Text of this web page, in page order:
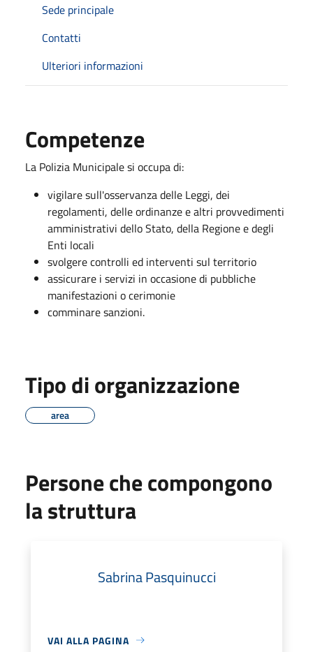
Sede principale
Contatti
Ulteriori informazioni
Competenze
La Polizia Municipale si occupa di:
vigilare sull'osservanza delle Leggi, dei
regolamenti, delle ordinanze e altri provvedimenti
amministrativi dello Stato, della Regione e degli
Enti locali
svolgere controlli ed interventi sul territorio
assicurare i servizi in occasione di pubbliche
manifestazioni o cerimonie
comminare sanzioni.
Tipo di organizzazione
area
Persone che compongono
la struttura
Sabrina Pasquinucci
VAI ALLA PAGINA